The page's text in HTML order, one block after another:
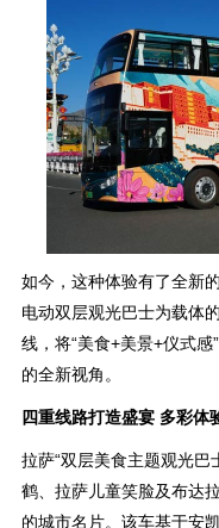
如今，这种体验有了全新
电动双层观光巴士为载体
线，将“美食+美景+仪式
的全新视角。
四重线路打造盛宴 多彩体
拉萨“双层美食主题观光巴
鹤、拉萨儿童笑脸及布达
的城市名片。该车基于安